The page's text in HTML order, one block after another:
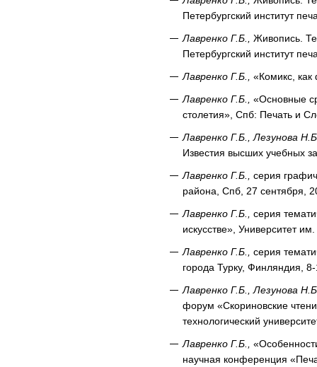
Петербургский институт
Лавренко Г.Б., Живопись.
Петербургский институт
Лавренко Г.Б., «Комикс,
Лавренко Г.Б., «Основные
столетия», Спб: Печать и
Лавренко Г.Б., Лезунова
Известия высших учебных
Лавренко Г.Б., серия
района, Спб, 27 сентября,
Лавренко Г.Б., серия
искусстве», Университет
Лавренко Г.Б., серия
города Турку, Финляндия,
Лавренко Г.Б., Лезунова
форум «Скориновские
технологический
Лавренко Г.Б.,
научная конференция